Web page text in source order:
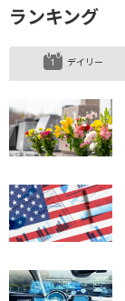
ランキング
デイリー